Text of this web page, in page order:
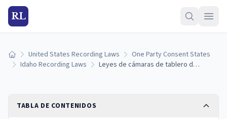
RL
Inicio United States Recording Laws
One Party Consent States
Idaho Recording Laws
Leyes de cámaras de tablero de Idaho: reglas de grabación, montaje en el parabrisas y límites legales (2026)
TABLA DE CONTENIDOS